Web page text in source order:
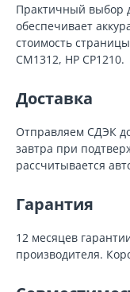
Практичный выбор
обеспечивает
стоимость
CM1312, HP CP1210.
Доставка
Отправляем СДЭК
завтра при
рассчитывается
Гарантия
12 месяцев
производителя.